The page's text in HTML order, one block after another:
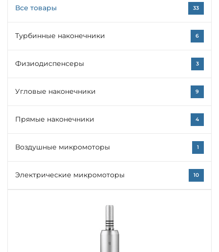
Все товары 33
Турбинные наконечники 6
Физиодиспенсеры 3
Угловые наконечники 9
Прямые наконечники 4
Воздушные микромоторы 1
Электрические микромоторы 10